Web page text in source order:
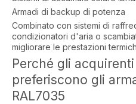
Armadi di backup di potenza
Combinato con sistemi di
condizionatori d'aria o
migliorare le prestazioni
Perché gli
preferiscono gli
RAL7035